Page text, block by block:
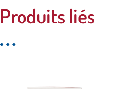
Produits liés